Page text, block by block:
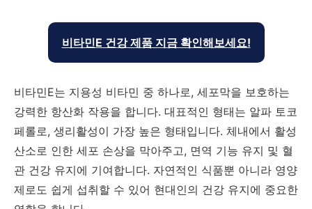
비타민E 건강 제품 지금 확인해보세요!
비타민E는 지용성 비타민 중 하나로, 세포막을 보호하는
강력한 항산화 작용을 합니다. 대표적인 형태는 알파 토코
페롤로, 생리활성이 가장 높은 형태입니다. 체내에서 활성
산소로 인한 세포 손상을 막아주고, 면역 기능 유지 및 혈
관 건강 유지에 기여합니다. 자연적인 식품뿐 아니라 영양
제로도 쉽게 섭취할 수 있어 현대인의 건강 유지에 중요한